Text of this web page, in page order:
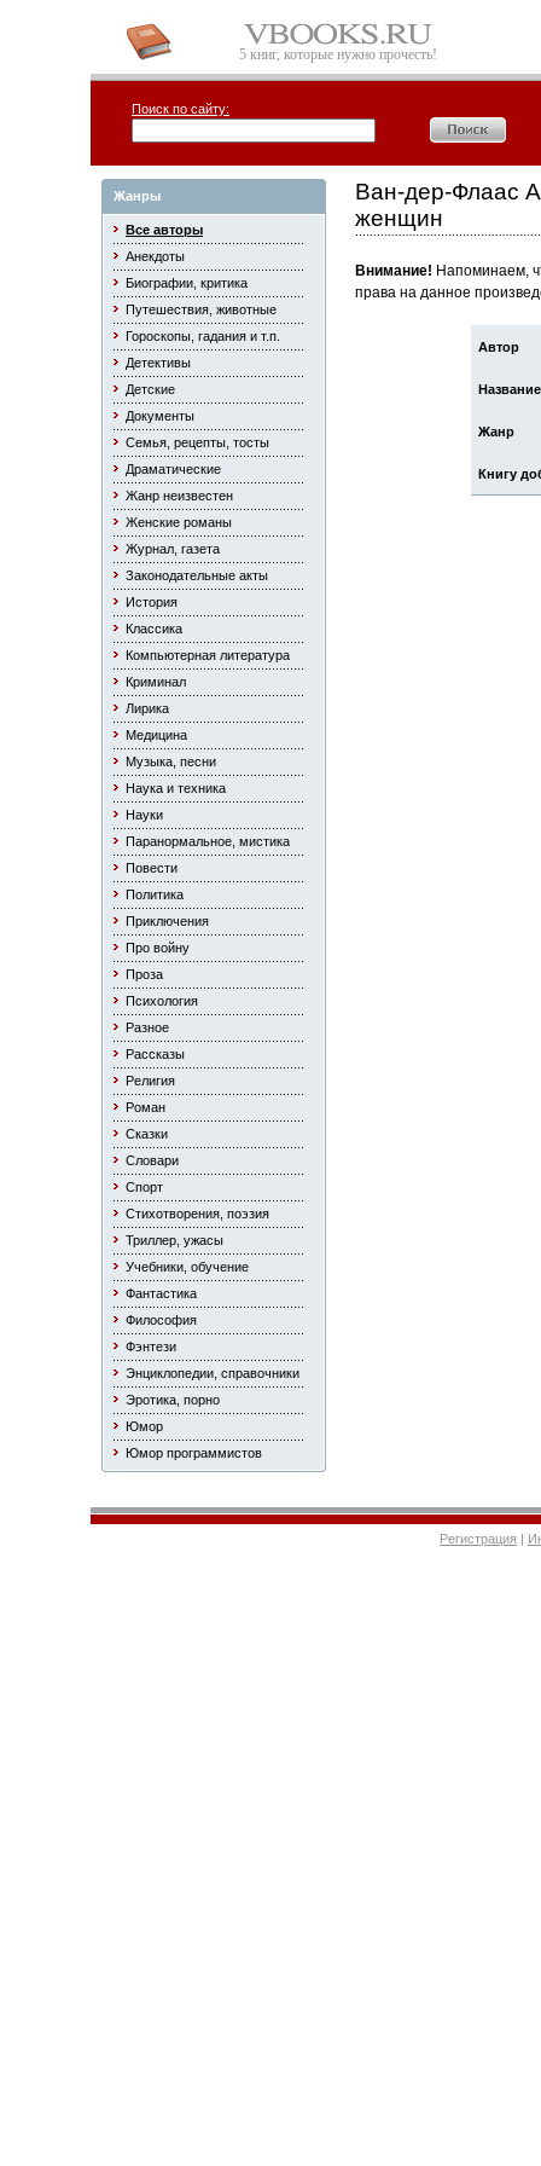
5 книг, которые нужно прочесть!
Поиск по сайту:
Жанры
Все авторы
Анекдоты
Биографии, критика
Путешествия, животные
Гороскопы, гадания и т.п.
Детективы
Детские
Документы
Семья, рецепты, тосты
Драматические
Жанр неизвестен
Женские романы
Журнал, газета
Законодательные акты
История
Классика
Компьютерная литература
Криминал
Лирика
Медицина
Музыка, песни
Наука и техника
Науки
Паранормальное, мистика
Повести
Политика
Приключения
Про войну
Проза
Психология
Разное
Рассказы
Религия
Роман
Сказки
Словари
Спорт
Стихотворения, поэзия
Триллер, ужасы
Учебники, обучение
Фантастика
Философия
Фэнтези
Энциклопедии, справочники
Эротика, порно
Юмор
Юмор программистов
Ван-дер-Флаас
женщин
Внимание! Напоминаем,
права на данное
Автор
Название
Жанр
Книгу
Регистрация |